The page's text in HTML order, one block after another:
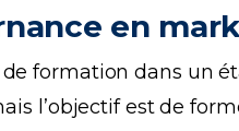
en
formation dans un
l’objectif est de